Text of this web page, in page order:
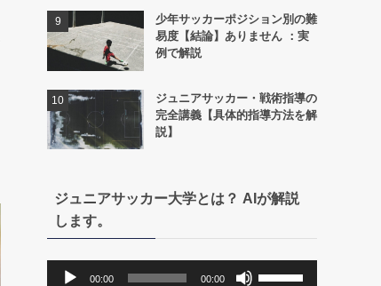
少年サッカーポジション別の難
易度【結論】ありません ：実
例で解説
ジュニアサッカー・戦術指導の
完全講義【具体的指導方法を解
説】
ジュニアサッカー大学とは？ AIが解説
します。
00:00 00:00